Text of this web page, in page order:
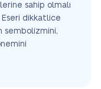
sahip olmalı
Eseri dikkatlice
sembolizmini,